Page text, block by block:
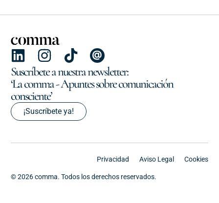
Suscríbete a nuestra newsletter:
‘La comma - Apuntes sobre comunicación
consciente’
¡Suscríbete ya!
© 2026 comma. Todos los derechos reservados.
Privacidad Aviso Legal Cookies